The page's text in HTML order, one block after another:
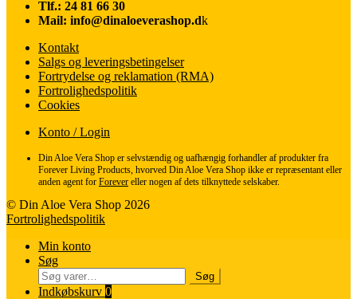
Tlf.: 24 81 66 30
Mail: info@dinaloeverashop.dk
Kontakt
Salgs og leveringsbetingelser
Fortrydelse og reklamation (RMA)
Fortrolighedspolitik
Cookies
Konto / Login
Din Aloe Vera Shop er selvstændig og uafhængig forhandler af produkter fra
Forever Living Products, hvorved Din Aloe Vera Shop ikke er repræsentant eller
anden agent for Forever eller nogen af dets tilknyttede selskaber.
© Din Aloe Vera Shop 2026
Fortrolighedspolitik
Min konto
Søg
Søg
efter:
Søg
Indkøbskurv 0